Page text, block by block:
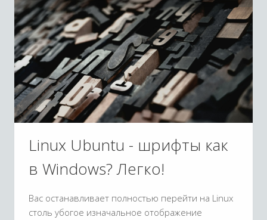
Linux Ubuntu - шрифты как
в Windows? Легко!
Вас останавливает полностью перейти на Linux
столь убогое изначальное отображение